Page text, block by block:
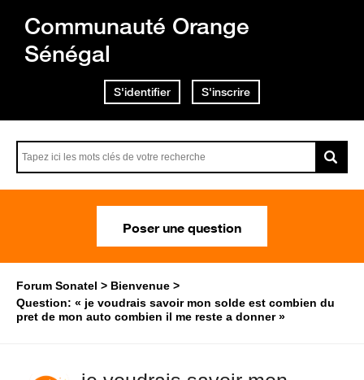
Communauté Orange
Sénégal
S'identifier S'inscrire
Poser une question
Forum Sonatel
Bienvenue
Question: « je voudrais savoir mon solde est combien du
pret de mon auto combien il me reste a donner »